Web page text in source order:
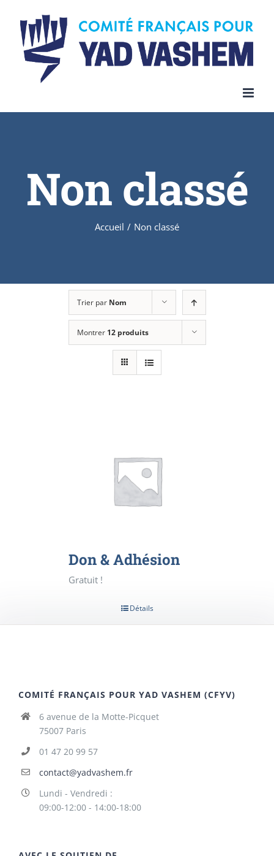
content
Non classé
Accueil / Non classé
Trier par Nom
Montrer 12 produits
Don & Adhésion
Gratuit !
Détails
COMITÉ FRANÇAIS POUR YAD VASHEM (CFYV)
6 avenue de la Motte-Picquet
75007 Paris
01 47 20 99 57
contact@yadvashem.fr
Lundi - Vendredi :
09:00-12:00 - 14:00-18:00